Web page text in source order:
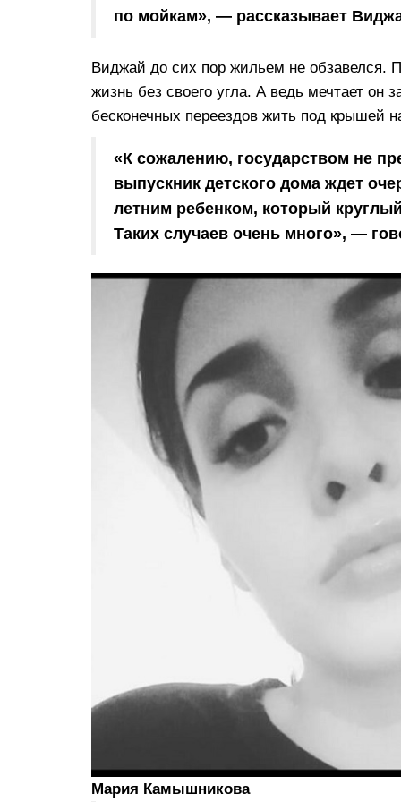
по мойкам», — рассказывает
Виджай до сих пор жильем не обзавелся.
жизнь без своего угла. А ведь мечтает он
бесконечных переездов жить под крышей
«К сожалению, государством не
выпускник детского дома ждет
летним ребенком, который
Таких случаев очень много», —
Мария Камышникова